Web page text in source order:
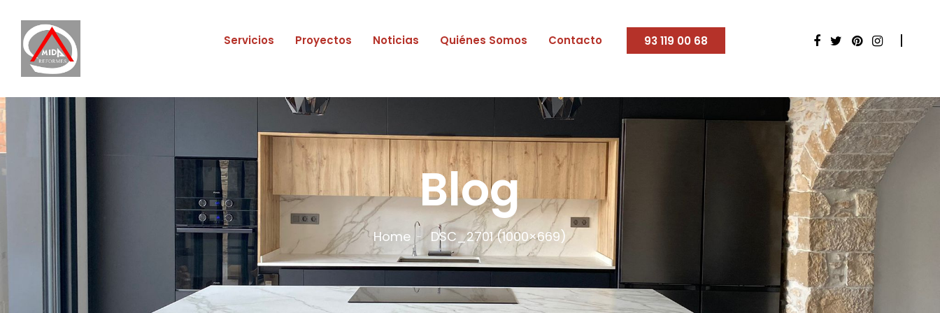
Servicios Proyectos Noticias Quiénes Somos Contacto 93 119 00 68
Blog
Home DSC_2701 (1000×669)